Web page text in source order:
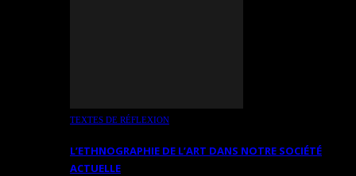
TEXTES DE RÉFLEXION
L’ETHNOGRAPHIE DE L’ART DANS NOTRE SOCIÉTÉ
ACTUELLE